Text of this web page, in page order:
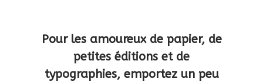
Pour les amoureux de papier, de
petites éditions et de
typographies, emportez un peu